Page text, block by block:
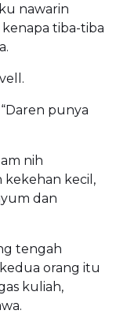
nawarin
tiba-tiba
punya
nih
kekehan kecil,
dan
tengah
orang itu
kuliah,